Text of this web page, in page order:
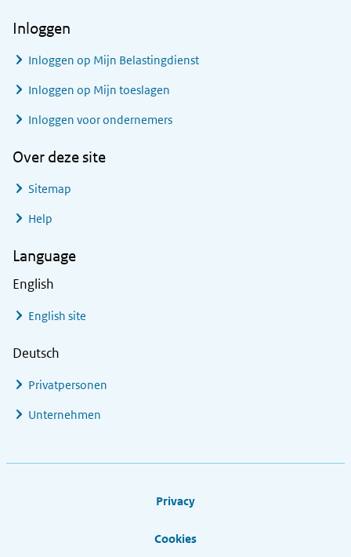
Inloggen
Inloggen op Mijn Belastingdienst
Inloggen op Mijn toeslagen
Inloggen voor ondernemers
Over deze site
Sitemap
Help
Language
English
English site
Deutsch
Privatpersonen
Unternehmen
Privacy
Cookies